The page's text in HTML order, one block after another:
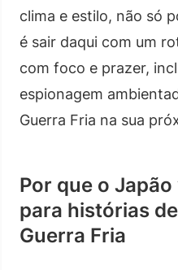
clima e estilo, não só
é sair daqui com um
com foco e prazer,
espionagem
Guerra Fria na sua
Por que o
para histórias
Guerra Fria